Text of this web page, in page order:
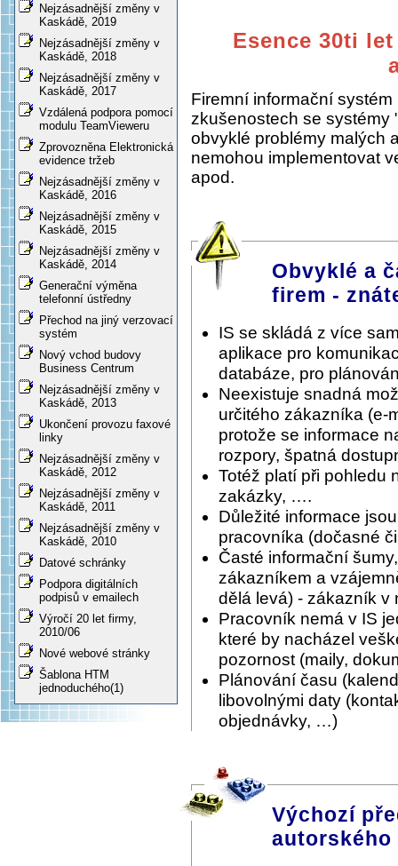
Nejzásadnější změny v
Kaskádě, 2019
Nejzásadnější změny v
Kaskádě, 2018
Nejzásadnější změny v
Kaskádě, 2017
Vzdálená podpora pomocí
modulu TeamVieweru
Zprovozněna Elektronická
evidence tržeb
Nejzásadnější změny v
Kaskádě, 2016
Nejzásadnější změny v
Kaskádě, 2015
Nejzásadnější změny v
Kaskádě, 2014
Generační výměna
telefonní ústředny
Přechod na jiný verzovací
systém
Nový vchod budovy
Business Centrum
Nejzásadnější změny v
Kaskádě, 2013
Ukončení provozu faxové
linky
Nejzásadnější změny v
Kaskádě, 2012
Nejzásadnější změny v
Kaskádě, 2011
Nejzásadnější změny v
Kaskádě, 2010
Datové schránky
Podpora digitálních
podpisů v emailech
Výročí 20 let firmy,
2010/06
Nové webové stránky
Šablona HTM
jednoduchého(1)
Esence 30ti
Firemní informační
zkušenostech se systémy
obvyklé problémy malých
nemohou implementovat
apod.
Obvyklé a
firem -
IS se skládá z více
aplikace pro
databáze, pro
Neexistuje snadná
určitého zákazníka (e-
protože se informace
rozpory, špatná
Totéž platí při pohledu
zakázky, ….
Důležité informace
pracovníka (dočasné
Časté informační
zákazníkem a
dělá levá) - zákazník v
Pracovník nemá v IS
které by nacházel
pozornost (maily,
Plánování času
libovolnými daty
objednávky, …)
Výchozí
autorského